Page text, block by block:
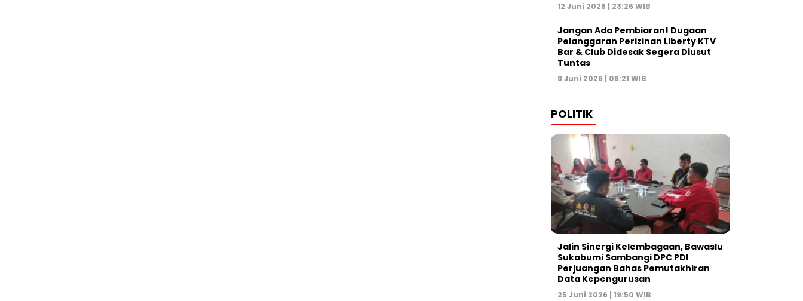
12 Juni 2026 | 23:26 WIB
Jangan Ada Pembiaran! Dugaan
Pelanggaran Perizinan Liberty KTV
Bar & Club Didesak Segera Diusut
Tuntas
8 Juni 2026 | 08:21 WIB
POLITIK
Jalin Sinergi Kelembagaan, Bawaslu
Sukabumi Sambangi DPC PDI
Perjuangan Bahas Pemutakhiran
Data Kepengurusan
25 Juni 2026 | 19:50 WIB